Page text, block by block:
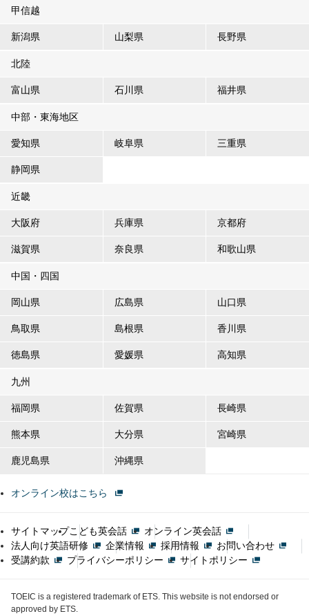
甲信越
新潟県 山梨県 長野県
北陸
富山県 石川県 福井県
中部・東海地区
愛知県 岐阜県 三重県
静岡県
近畿
大阪府 兵庫県 京都府
滋賀県 奈良県 和歌山県
中国・四国
岡山県 広島県 山口県
鳥取県 島根県 香川県
徳島県 愛媛県 高知県
九州
福岡県 佐賀県 長崎県
熊本県 大分県 宮崎県
鹿児島県 沖縄県
オンライン校はこちら
サイトマップこども英会話
オンライン英会話
法人向け英語研修
企業情報 採用情報
お問い合わせ
受講約款
プライバシーポリシー サイトポリシー
TOEIC is a registered trademark of ETS. This website is not endorsed or
approved by ETS.